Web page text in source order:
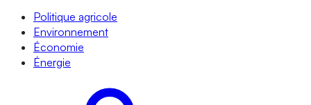
Politique agricole
Environnement
Économie
Énergie